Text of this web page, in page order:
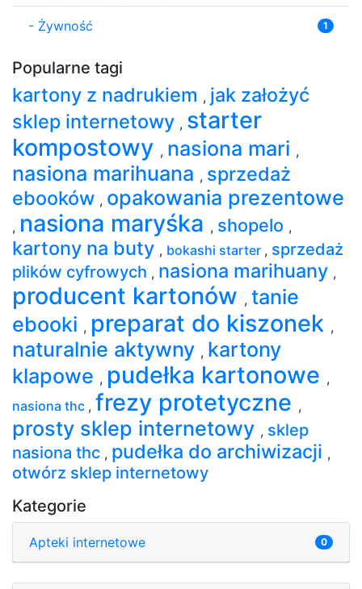
- Żywność 1
Popularne tagi
kartony z nadrukiem , jak założyć
sklep internetowy , starter
kompostowy , nasiona mari ,
nasiona marihuana , sprzedaż
ebooków , opakowania prezentowe
, nasiona maryśka , shopelo ,
kartony na buty , bokashi starter , sprzedaż
plików cyfrowych , nasiona marihuany ,
producent kartonów , tanie
ebooki , preparat do kiszonek ,
naturalnie aktywny , kartony
klapowe , pudełka kartonowe ,
nasiona thc , frezy protetyczne ,
prosty sklep internetowy , sklep
nasiona thc , pudełka do archiwizacji ,
otwórz sklep internetowy
Kategorie
Apteki internetowe 0